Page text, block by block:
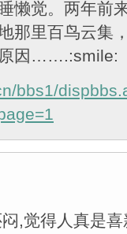
懒觉。两年前
那里百鸟云集
原因…….:smile:
bbs1/
,觉得人真是